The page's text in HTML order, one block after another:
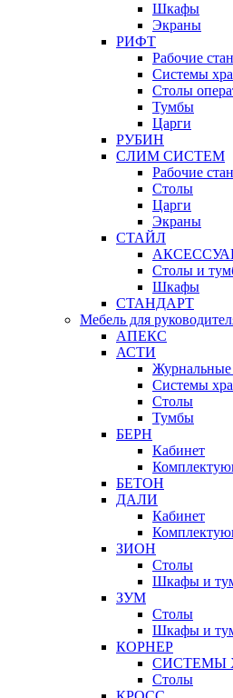
Шкафы
Экраны
РИФТ
Рабочие
Системы
Столы
Тумбы
Царги
РУБИН
СЛИМ СИСТЕМ
Рабочие
Столы
Царги
Экраны
СТАЙЛ
Столы и
Шкафы
СТАНДАРТ
Мебель для
АПЕКС
АСТИ
Журнальные
Системы
Столы
Тумбы
БЕРН
Кабинет
БЕТОН
ДАЛИ
Кабинет
ЗИОН
Столы
Шкафы и
ЗУМ
Столы
Шкафы и
КОРНЕР
СИСТЕМЫ
Столы